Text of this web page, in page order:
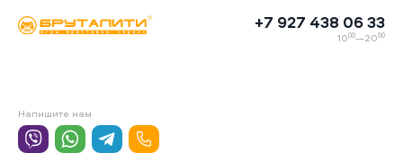
+7 927 438 06 33
1000—2000
Напишите нам